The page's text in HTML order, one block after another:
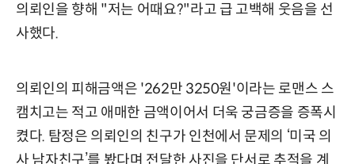
의뢰인을 향해 "저는 어때요?"라고 급 고백해 웃음을 선
사했다.
의뢰인의 피해금액은 '262만 3250원'이라는 로맨스 스
캠치고는 적고 애매한 금액이어서 더욱 궁금증을 증폭시
켰다. 탐정은 의뢰인의 친구가 인천에서 문제의 ‘미국 의
사 남자친구’를 봤다며 전달한 사진을 단서로 추적을 계